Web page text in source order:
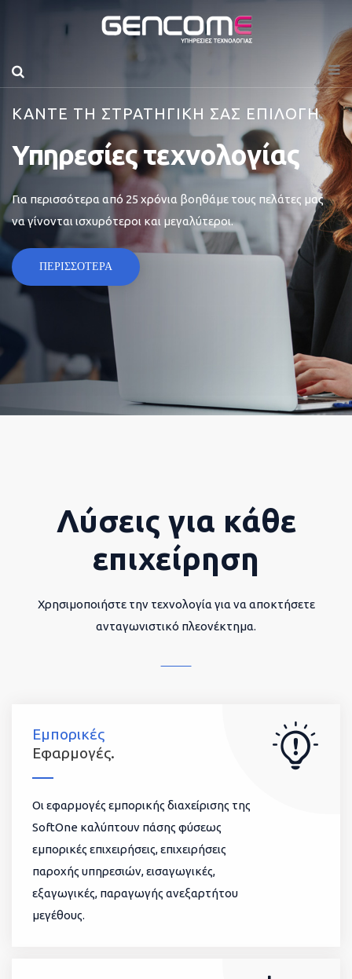
ΚΑΝΤΕ ΤΗ ΣΤΡΑΤΗΓΙΚΗ ΣΑΣ ΕΠΙΛΟΓΗ
Υπηρεσίες τεχνολογίας
Για περισσότερα από 25 χρόνια βοηθάμε τους πελάτες μας
να γίνονται ισχυρότεροι και μεγαλύτεροι.
ΠΕΡΙΣΣΟΤΕΡΑ
Λύσεις για κάθε
επιχείρηση
Χρησιμοποιήστε την τεχνολογία για να αποκτήσετε
ανταγωνιστικό πλεονέκτημα.
Εμπορικές
Εφαρμογές.
Οι εφαρμογές εμπορικής διαχείρισης της
SoftOne καλύπτουν πάσης φύσεως
εμπορικές επιχειρήσεις, επιχειρήσεις
παροχής υπηρεσιών, εισαγωγικές,
εξαγωγικές, παραγωγής ανεξαρτήτου
μεγέθους.